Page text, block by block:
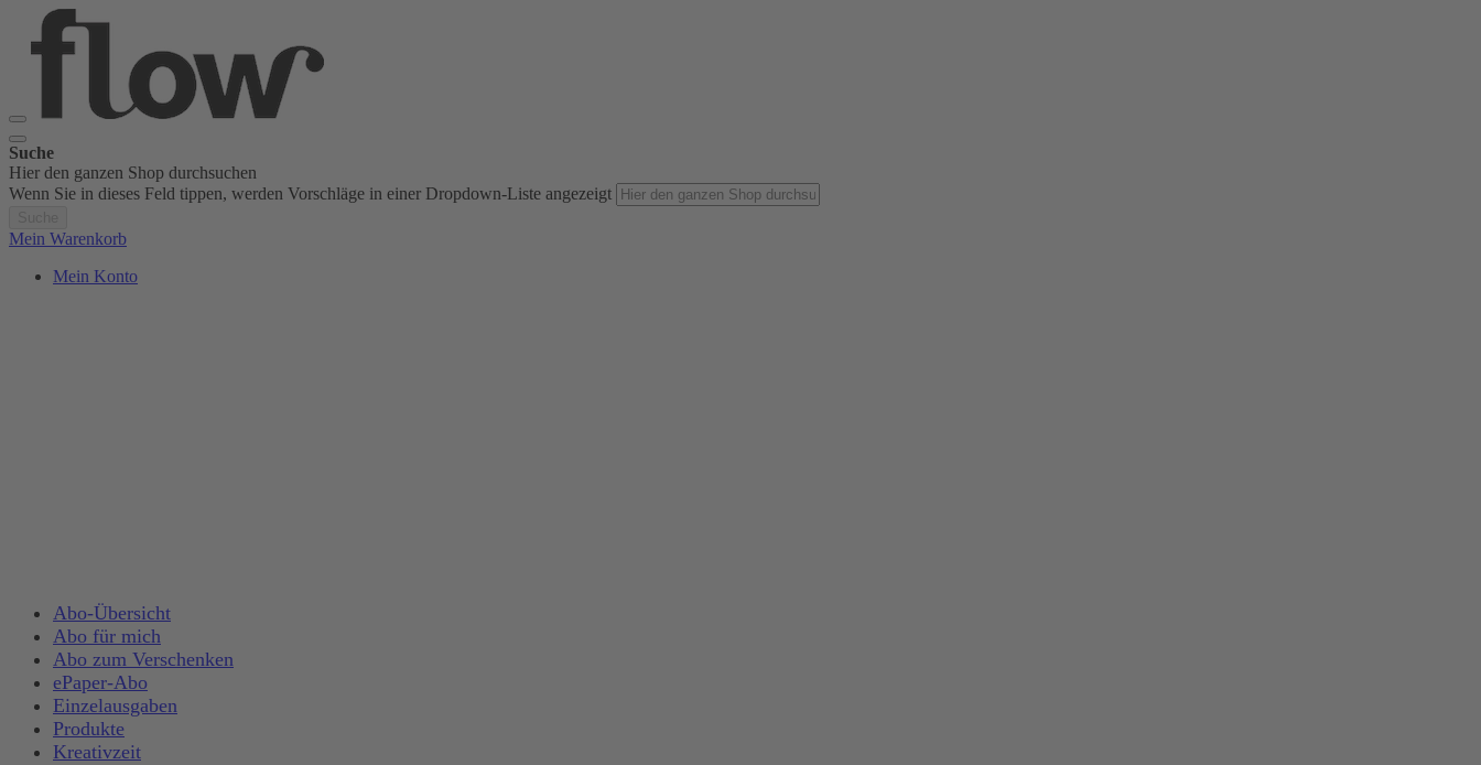
Suche
Hier den ganzen Shop durchsuchen
Wenn Sie in dieses Feld tippen, werden Vorschläge in einer Dropdown-Liste angezeigt
Mein Warenkorb
Mein Konto
Abo-Übersicht
Abo für mich
Abo zum Verschenken
ePaper-Abo
Einzelausgaben
Produkte
Kreativzeit